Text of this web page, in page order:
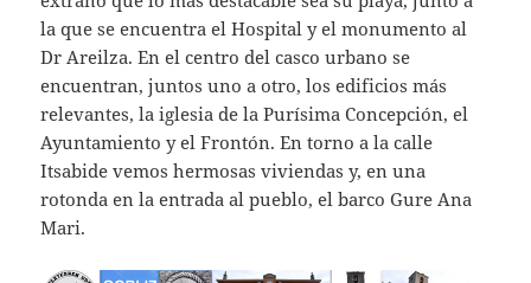
la que se encuentra el Hospital y el monumento al
Dr Areilza. En el centro del casco urbano se
encuentran, juntos uno a otro, los edificios más
relevantes, la iglesia de la Purísima Concepción, el
Ayuntamiento y el Frontón. En torno a la calle
Itsabide vemos hermosas viviendas y, en una
rotonda en la entrada al pueblo, el barco Gure Ana
Mari.